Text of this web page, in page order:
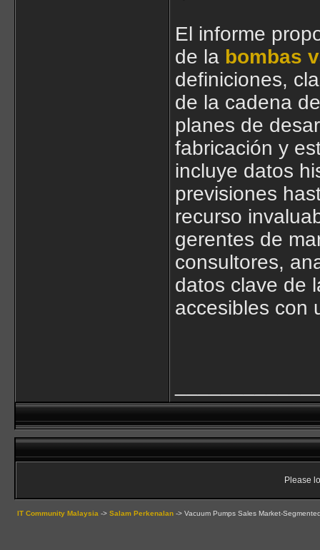
El informe
de la bombas
definiciones,
de la cadena
planes de
fabricación y
incluye datos
previsiones
recurso
gerentes de
consultores,
datos clave de
accesibles con
Please
IT Community Malaysia -> Salam Perkenalan -> Vacuum Pumps Sales Market-